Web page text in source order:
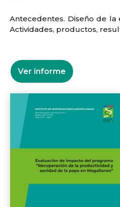
Antecedentes. Diseño de la
Actividades, productos,
Ver informe